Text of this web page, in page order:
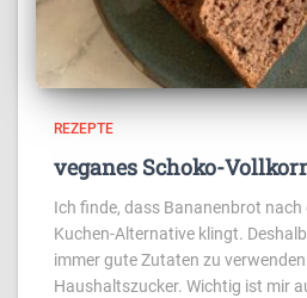
REZEPTE
veganes Schoko-
Ich finde, dass Bananenbrot nach
Kuchen-Alternative klingt.
immer gute Zutaten zu
Haushaltszucker. Wichtig ist mir